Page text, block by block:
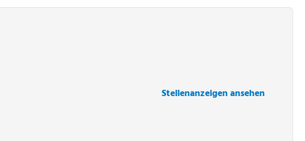
Stellenanzeigen ansehen